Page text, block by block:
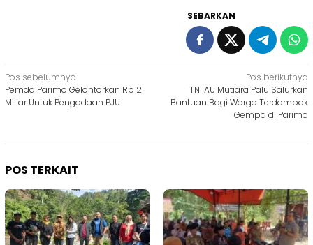
SEBARKAN
Navigasi
pos
Pos sebelumnya
Pemda Parimo Gelontorkan Rp 2
Miliar Untuk Pengadaan PJU
Pos berikutnya
TNI AU Mutiara Palu Salurkan
Bantuan Bagi Warga Terdampak
Gempa di Parimo
POS TERKAIT